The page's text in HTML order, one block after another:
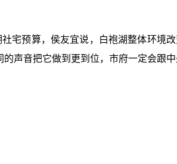
宅预算，侯友宜说，白袍湖整体环境
声音把它做到更到位，市府一定会跟中